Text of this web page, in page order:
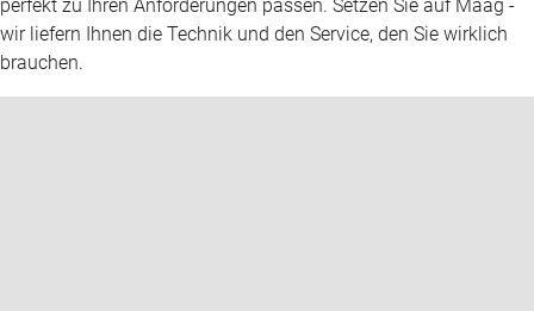
perfekt zu Ihren Anforderungen passen. Setzen Sie auf Maag -
wir liefern Ihnen die Technik und den Service, den Sie wirklich
brauchen.